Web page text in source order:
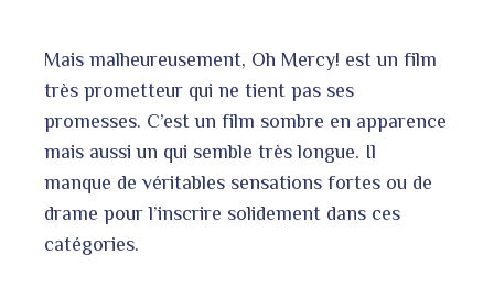
Mais malheureusement, Oh Mercy! est un film
très prometteur qui ne tient pas ses
promesses. C’est un film sombre en apparence
mais aussi un qui semble très longue. Il
manque de véritables sensations fortes ou de
drame pour l’inscrire solidement dans ces
catégories.